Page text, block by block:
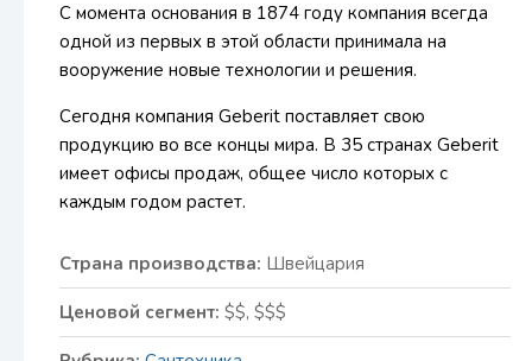
С момента основания в 1874 году компания всегда
одной из первых в этой области принимала на
вооружение новые технологии и решения.
Сегодня компания Geberit поставляет свою
продукцию во все концы мира. В 35 странах Geberit
имеет офисы продаж, общее число которых с
каждым годом растет.
Страна производства: Швейцария
Ценовой сегмент: $$, $$$